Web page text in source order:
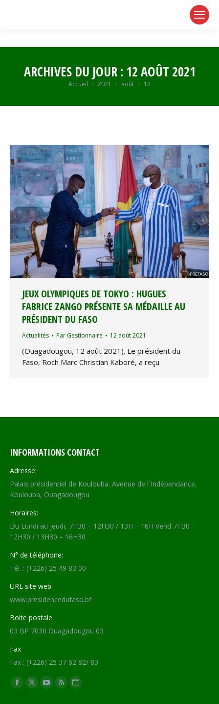
ARCHIVES DU JOUR : 12 AOÛT 2021
Vous êtes ici :
Accueil 2021 août 12
JEUX OLYMPIQUES DE TOKYO : HUGUES
FABRICE ZANGO PRÉSENTE SA MÉDAILLE AU
PRÉSIDENT DU FASO
Actualités Par Gestionnaire 12 août 2021
(Ouagadougou, 12 août 2021). Le président du
Faso, Roch Marc Christian Kaboré, a reçu
INFORMATIONS CONTACT
Adresse:
Palais présidentiel de Koulouba. Avenue de l´Indépendance,
Koulouba, Ouagadougou
Horaires:
Du Lundi au jeudi, 7H30 – 12H30 / 13H – 16H Vend 7H30 –
12H30 / 13H30 – 16H30
N° de téléphone:
Tél. : (+226) 25 49 83 00
URL site web
www.presidencedufaso.bf
Boite postale
03 BP 7030 Ouagadougou 03
Fax
Fax : (+226) 25 37 62 82/ 83
Trouvez nous sur :
Facebook
X
YouTube
RSS Site